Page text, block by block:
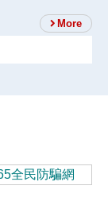
More